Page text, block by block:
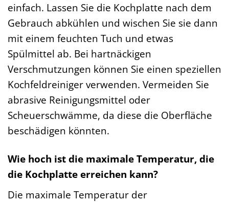
einfach. Lassen Sie die Kochplatte nach dem
Gebrauch abkühlen und wischen Sie sie dann
mit einem feuchten Tuch und etwas
Spülmittel ab. Bei hartnäckigen
Verschmutzungen können Sie einen speziellen
Kochfeldreiniger verwenden. Vermeiden Sie
abrasive Reinigungsmittel oder
Scheuerschwämme, da diese die Oberfläche
beschädigen könnten.
Wie hoch ist die maximale Temperatur, die
die Kochplatte erreichen kann?
Die maximale Temperatur der